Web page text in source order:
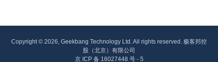
Copyright © 2026, Geekbang Technology Ltd. All rights reserved. 极客邦控
股（北京）有限公司
京 ICP 备 16027448 号 - 5